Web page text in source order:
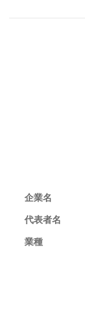
企業名
代表者名
業種